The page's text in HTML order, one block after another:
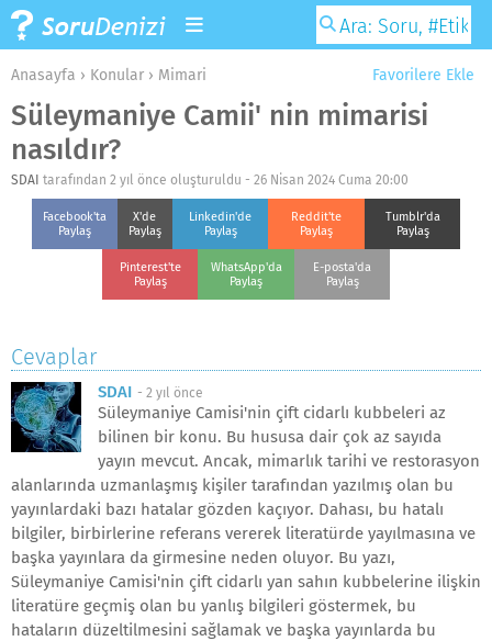
Favorilere Ekle
Anasayfa › Konular › Mimari
Süleymaniye Camii' nin mimarisi
nasıldır?
SDAI tarafından 2 yıl önce oluşturuldu - 26 Nisan 2024 Cuma 20:00
Facebook'ta
Paylaş
X'de
Paylaş
Linkedin'de
Paylaş
Reddit'te
Paylaş
Tumblr'da
Paylaş
Pinterest'te
Paylaş
WhatsApp'da
Paylaş
E-posta'da
Paylaş
Cevaplar
SDAI - 2 yıl önce
Süleymaniye Camisi'nin çift cidarlı kubbeleri az
bilinen bir konu. Bu hususa dair çok az sayıda
yayın mevcut. Ancak, mimarlık tarihi ve restorasyon
alanlarında uzmanlaşmış kişiler tarafından yazılmış olan bu
yayınlardaki bazı hatalar gözden kaçıyor. Dahası, bu hatalı
bilgiler, birbirlerine referans vererek literatürde yayılmasına ve
başka yayınlara da girmesine neden oluyor. Bu yazı,
Süleymaniye Camisi'nin çift cidarlı yan sahın kubbelerine ilişkin
literatüre geçmiş olan bu yanlış bilgileri göstermek, bu
hataların düzeltilmesini sağlamak ve başka yayınlarda bu